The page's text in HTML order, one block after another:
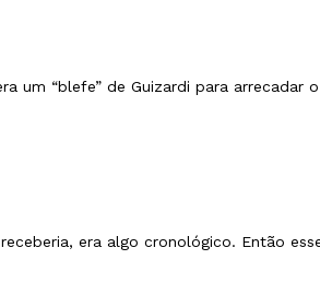
um “blefe” de Guizardi para arrecadar o
era algo cronológico. Então